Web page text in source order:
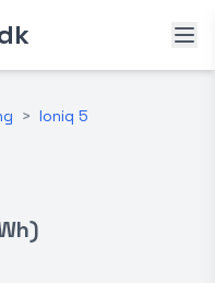
> Ioniq 5